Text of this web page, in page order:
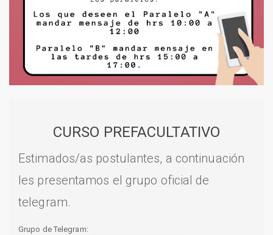
CURSO PREFACULTATIVO
Estimados/as postulantes, a continuación
les presentamos el grupo oficial de
telegram.
Grupo de Telegram: